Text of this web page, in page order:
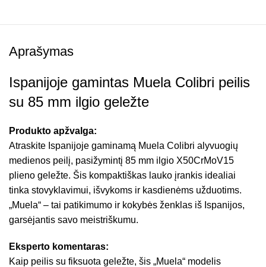
Aprašymas
Ispanijoje gamintas Muela Colibri peilis
su 85 mm ilgio geležte
Produkto apžvalga:
Atraskite Ispanijoje gaminamą Muela Colibri alyvuogių
medienos peilį, pasižymintį 85 mm ilgio X50CrMoV15
plieno geležte. Šis kompaktiškas lauko įrankis idealiai
tinka stovyklavimui, išvykoms ir kasdienėms užduotims.
„Muela“ – tai patikimumo ir kokybės ženklas iš Ispanijos,
garsėjantis savo meistriškumu.
Eksperto komentaras:
Kaip peilis su fiksuota geležte, šis „Muela“ modelis